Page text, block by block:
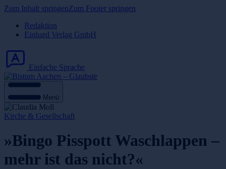
Zum Inhalt springenZum Footer springen
Redaktion
Einhard Verlag GmbH
Einfache Sprache
Menü
Kirche & Gesellschaft
»Bingo Pisspott Waschlappen –
mehr ist das nicht?«